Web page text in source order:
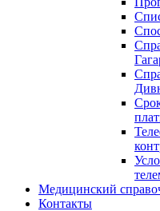
Медицинский
Контакты